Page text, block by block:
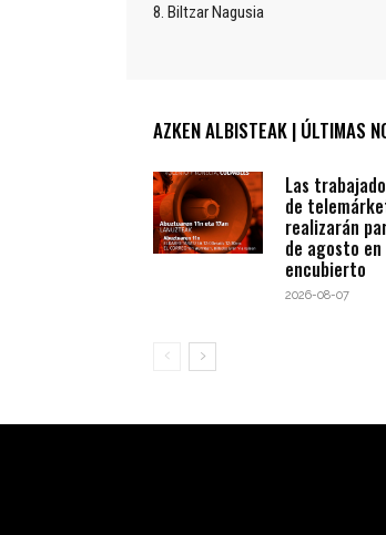
8. Biltzar Nagusia
AZKEN ALBISTEAK | ÚLTIMAS
Las
de
realizarán
de agosto en
encubierto
2026-08-07